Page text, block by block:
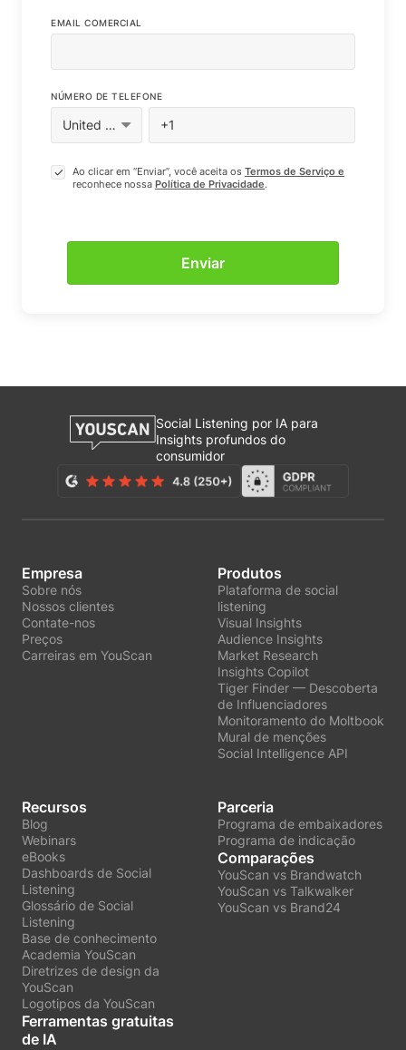
EMAIL COMERCIAL
NÚMERO DE TELEFONE
Ao clicar em “Enviar”, você aceita os Termos de Serviço e
reconhece nossa Política de Privacidade.
Social Listening por IA para
Insights profundos do
consumidor
Empresa
Sobre nós
Nossos clientes
Contate-nos
Preços
Carreiras em YouScan
Produtos
Plataforma de social
listening
Visual Insights
Audience Insights
Market Research
Insights Copilot
Tiger Finder — Descoberta
de Influenciadores
Monitoramento do Moltbook
Mural de menções
Social Intelligence API
Recursos
Blog
Webinars
eBooks
Dashboards de Social
Listening
Glossário de Social
Listening
Base de conhecimento
Academia YouScan
Diretrizes de design da
YouScan
Logotipos da YouScan
Ferramentas gratuitas
de IA
Parceria
Programa de embaixadores
Programa de indicação
Comparações
YouScan vs Brandwatch
YouScan vs Talkwalker
YouScan vs Brand24